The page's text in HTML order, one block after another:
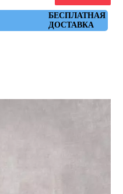
БЕСПЛАТНАЯ
ДОСТАВКА